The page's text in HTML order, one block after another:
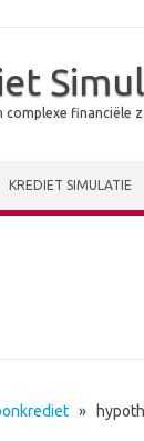
complexe financiële
KREDIET SIMULATIE
»